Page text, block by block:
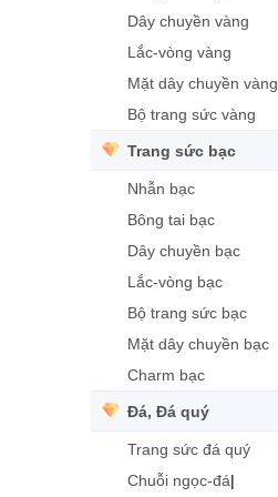
Dây chuyền vàng
Lắc-vòng vàng
Mặt dây chuyền vàng
Bộ trang sức vàng
Trang sức bạc
Nhẫn bạc
Bông tai bạc
Dây chuyền bạc
Lắc-vòng bạc
Bộ trang sức bạc
Mặt dây chuyền bạc
Charm bạc
Đá, Đá quý
Trang sức đá quý
Chuỗi ngọc-đá|